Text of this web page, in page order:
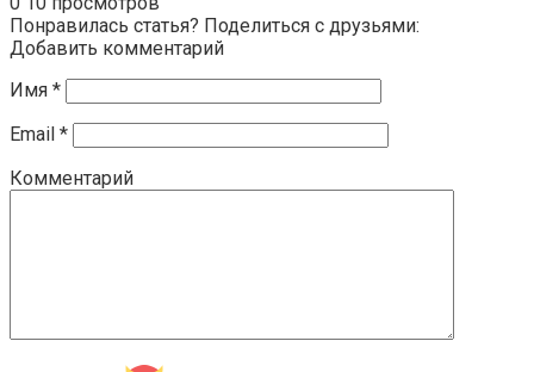
Понравилась статья? Поделиться с друзьями:
Добавить комментарий
Имя *
Email *
Комментарий